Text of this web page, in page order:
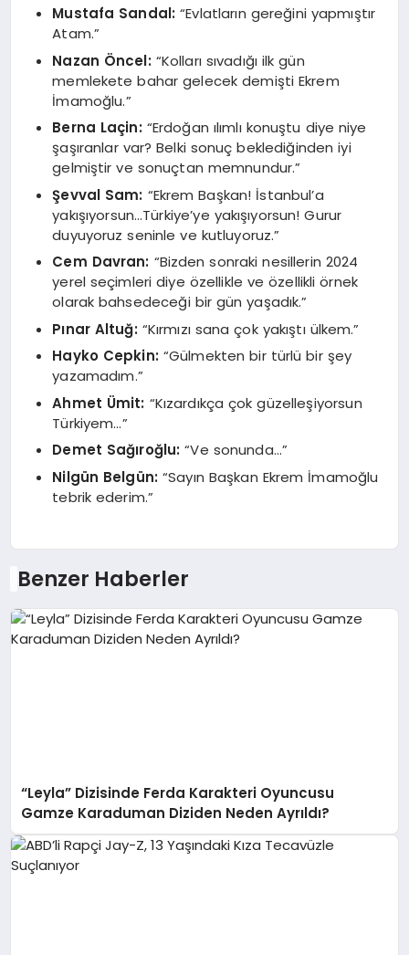
Mustafa Sandal: “Evlatların gereğini yapmıştır
Atam.”
Nazan Öncel: “Kolları sıvadığı ilk gün
memlekete bahar gelecek demişti Ekrem
İmamoğlu.”
Berna Laçin: “Erdoğan ılımlı konuştu diye niye
şaşıranlar var? Belki sonuç beklediğinden iyi
gelmiştir ve sonuçtan memnundur.”
Şevval Sam: “Ekrem Başkan! İstanbul’a
yakışıyorsun…Türkiye’ye yakışıyorsun! Gurur
duyuyoruz seninle ve kutluyoruz.”
Cem Davran: “Bizden sonraki nesillerin 2024
yerel seçimleri diye özellikle ve özellikli örnek
olarak bahsedeceği bir gün yaşadık.”
Pınar Altuğ: “Kırmızı sana çok yakıştı ülkem.”
Hayko Cepkin: “Gülmekten bir türlü bir şey
yazamadım.”
Ahmet Ümit: “Kızardıkça çok güzelleşiyorsun
Türkiyem…”
Demet Sağıroğlu: “Ve sonunda…”
Nilgün Belgün: “Sayın Başkan Ekrem İmamoğlu
tebrik ederim.”
Benzer Haberler
“Leyla” Dizisinde Ferda Karakteri Oyuncusu
Gamze Karaduman Diziden Neden Ayrıldı?